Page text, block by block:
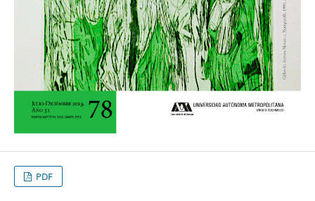
PDF